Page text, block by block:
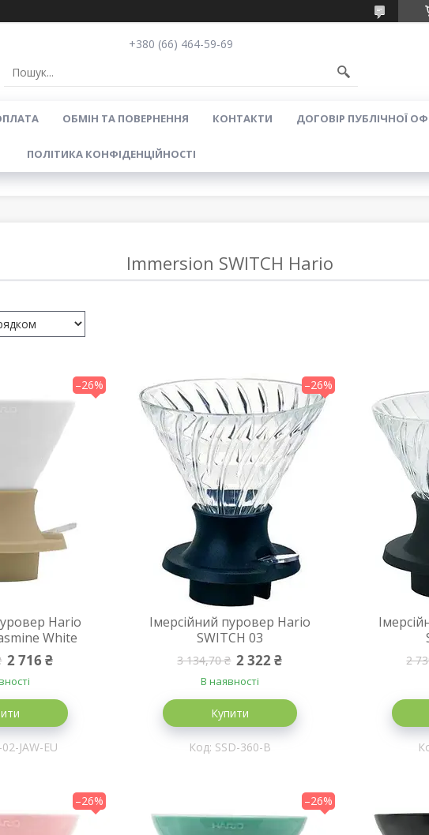
+380 (66) 464-59-69
ОБМІН ТА ПОВЕРНЕННЯ КОНТАКТИ ДОГОВІР ПУБЛІЧНОЇ
ПОЛІТИКА КОНФІДЕНЦІЙНОСТІ
Immersion SWITCH Hario
–26%
Hario
White
2 716 ₴
JAW-EU
–26%
Імерсійний пуровер Hario
SWITCH 03
3 134,70 ₴ 2 322 ₴
В наявності
Купити
SSD-360-B
2
–26% –26%